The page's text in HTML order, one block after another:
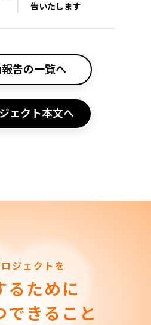
告いたします
告の一覧へ
ェクト本文へ
ジェクトを
るために
できること